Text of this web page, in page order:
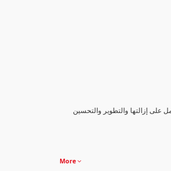
إزالتها والتطوير والتحسين
More